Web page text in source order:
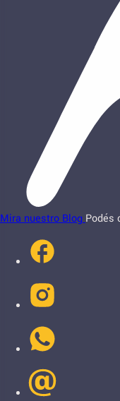
Mira nuestro Blog Podés